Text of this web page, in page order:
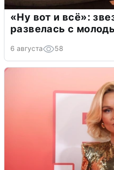
«Ну вот и всё»:
развелась с
6 августа 58